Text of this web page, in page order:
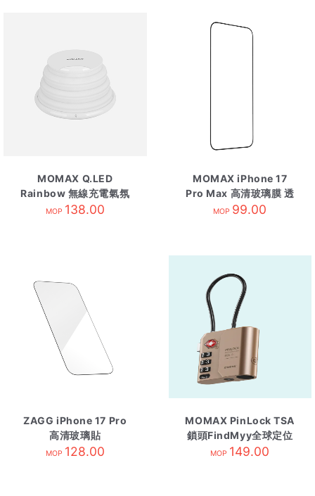
MOMAX Q.LED
Rainbow 無線充電氣氛
燈
MOP 138.00
MOMAX iPhone 17
Pro Max 高清玻璃膜 透
明黑邊
MOP 99.00
ZAGG iPhone 17 Pro
高清玻璃貼
MOP 128.00
MOMAX PinLock TSA
鎖頭FindMyy全球定位
器 沙漠金
MOP 149.00